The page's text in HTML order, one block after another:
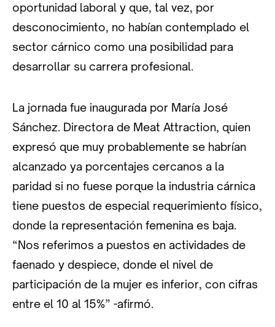
oportunidad laboral y que, tal vez, por
desconocimiento, no habían contemplado el
sector cárnico como una posibilidad para
desarrollar su carrera profesional.
La jornada fue inaugurada por María José
Sánchez. Directora de Meat Attraction, quien
expresó que muy probablemente se habrían
alcanzado ya porcentajes cercanos a la
paridad si no fuese porque la industria cárnica
tiene puestos de especial requerimiento físico,
donde la representación femenina es baja.
“Nos referimos a puestos en actividades de
faenado y despiece, donde el nivel de
participación de la mujer es inferior, con cifras
entre el 10 al 15%” -afirmó.